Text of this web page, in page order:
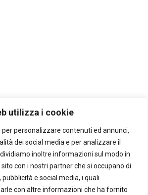
utilizza i cookie
personalizzare contenuti ed annunci,
dei social media e per analizzare il
inoltre informazioni sul modo in
con i nostri partner che si occupano di
e social media, i quali
con altre informazioni che ha fornito